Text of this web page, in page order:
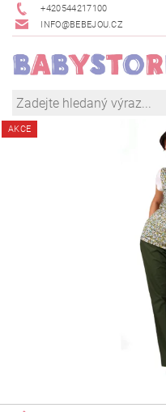
+420544217100
INFO@BEBEJOU.CZ
AKCE